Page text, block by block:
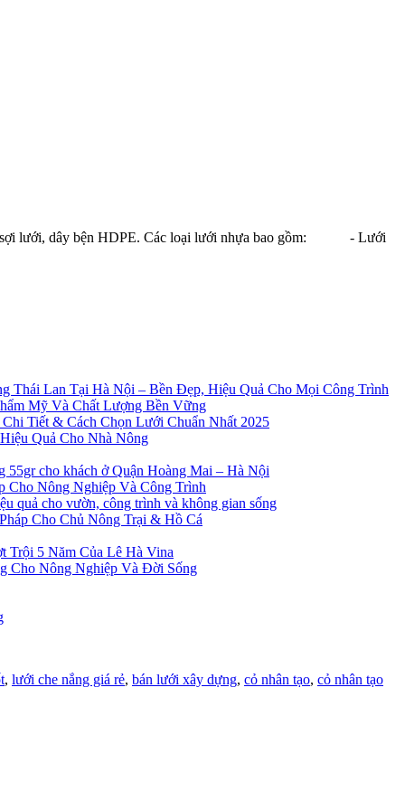
sợi lưới, dây bện HDPE. Các loại lưới nhựa bao gồm: - Lưới
Thái Lan Tại Hà Nội – Bền Đẹp, Hiệu Quả Cho Mọi Công Trình
Mỹ Và Chất Lượng Bền Vững
Tiết & Cách Chọn Lưới Chuẩn Nhất 2025
Quả Cho Nhà Nông
cho khách ở Quận Hoàng Mai – Hà Nội
Nông Nghiệp Và Công Trình
quả cho vườn, công trình và không gian sống
Cho Chủ Nông Trại & Hồ Cá
Trội 5 Năm Của Lê Hà Vina
Cho Nông Nghiệp Và Đời Sống
, lưới che nắng giá rẻ, bán lưới xây dựng, cỏ nhân tạo, cỏ nhân tạo